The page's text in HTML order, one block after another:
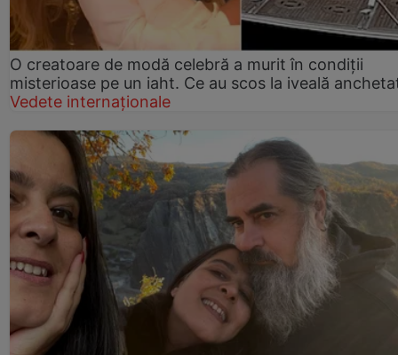
O creatoare de modă celebră a murit în condiții
misterioase pe un iaht. Ce au scos la iveală
Vedete internaționale